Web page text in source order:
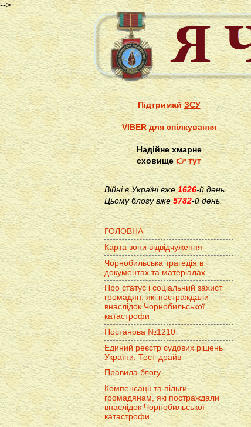
-->
ПідтримайЗСУ
VIBERдля спілкування
Надійне хмарне
сховище👉 тут
Війні в Україні вже1626-й день.
Цьому блогу вже 5782-й день.
ГОЛОВНА
Карта зони відвідчуження
Чорнобильська трагедія в
документах та матеріалах
Про статус і соціальний захист
громадян, які постраждали
внаслідок Чорнобильської
катастрофи
Постанова №1210
Единий реєстр судових рішень
України. Тест-драйв
Правила блогу
Компенсації та пільги
громадянам, які постраждали
внаслідок Чорнобильської
катастрофи